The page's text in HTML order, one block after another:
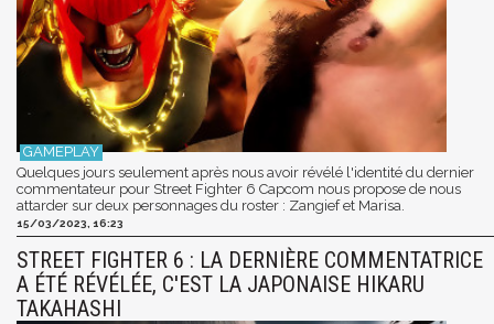
Quelques jours seulement après nous avoir révélé l'identité du dernier
commentateur pour Street Fighter 6 Capcom nous propose de nous
attarder sur deux personnages du roster : Zangief et Marisa.
15/03/2023, 16:23
STREET FIGHTER 6 : LA DERNIÈRE COMMENTATRICE
A ÉTÉ RÉVÉLÉE, C'EST LA JAPONAISE HIKARU
TAKAHASHI